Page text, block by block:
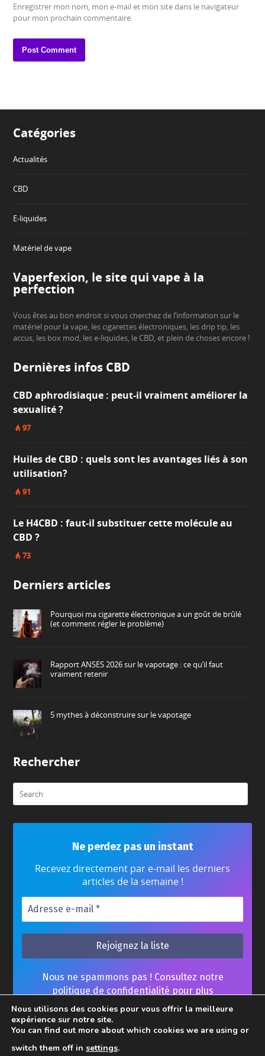
Enregistrer mon nom, mon e-mail et mon site dans le navigateur
pour mon prochain commentaire.
Catégories
Actualités
CBD
E-liquides
Matériel de vape
Vaperfexion, le site qui vape à la
perfection
Vous êtes au bon endroit si vous cherchez de l’information sur le
matériel pour la vape, les cigarettes électroniques, les drip tip, les
accus, les box mod, les e-liquides, le CBD, et plein de choses encore !
Dernières infos CBD
CBD aphrodisiaque : peut-il vraiment améliorer la
sexualité ?
97
Huiles de CBD : quels sont les avantages liés à son
utilisation?
91
Le H4CBD : faut-il substituer cette molécule au
CBD ?
73
Derniers articles
Pourquoi ma cigarette électronique a un goût de brûlé
(et comment régler le problème)
Rapport ANSES 2026 sur le vapotage : ce qu’il faut
vraiment retenir
5 mythes à déconstruire sur le vapotage
Rechercher
Ne perdez pas un instant
Recevez directement par e-mail les derniers
articles de la semaine !
Nous ne spammons pas ! Consultez notre
politique de confidentialité pour plus
d’informations.
Nous utilisons des cookies pour vous offrir la meilleure
expérience sur notre site.
You can find out more about which cookies we are using or
switch them off in settings.